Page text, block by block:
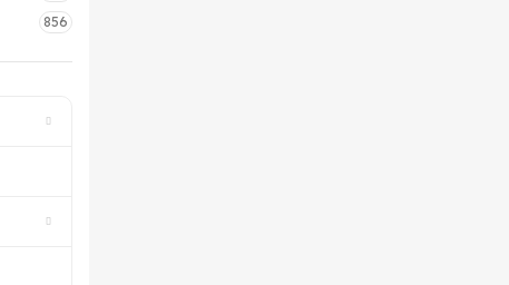
856